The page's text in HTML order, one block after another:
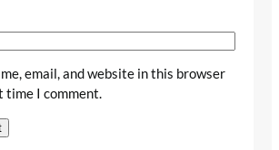
email, and website in this browser
time I comment.